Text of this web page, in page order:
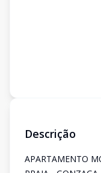
Descrição
APARTAMENTO